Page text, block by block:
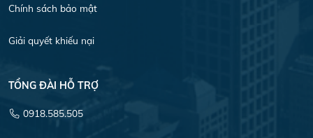
Chính sách bảo mật
Giải quyết khiếu nại
TỔNG ĐÀI HỖ TRỢ
0918.585.505